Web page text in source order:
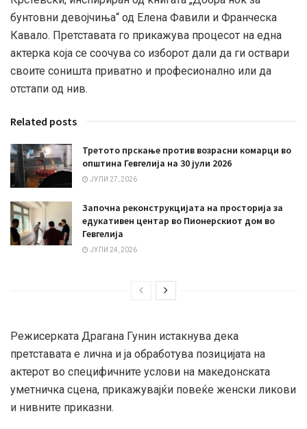
бунтовни девојчиња“ од Елена Фавили и Франческа
Кавало. Претставата го прикажува процесот на една
актерка која се соочува со изборот дали да ги оствари
своите соништа приватно и професионално или да
отстапи од нив.
Related posts
Третото прскање против возрасни комарци во
општина Гевгелија на 30 јули 2026
ЈУЛИ 27, 2026
Започна реконструкцијата на просторија за
едукативен центар во Пионерскиот дом во
Гевгелија
ЈУЛИ 24, 2026
Режисерката Драгана Гунин истакнува дека
претставата е лична и ја обработува позицијата на
актерот во специфичните услови на македонската
уметничка сцена, прикажувајќи повеќе женски ликови
и нивните приказни.